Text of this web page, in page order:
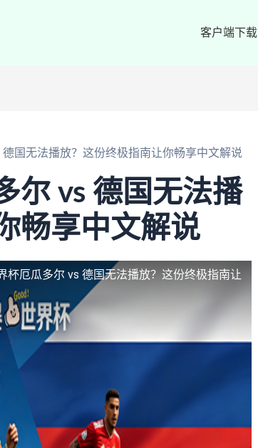
客户端下载
国无法播放？这份终极指南让你畅享中文解说
尔 vs 德国无法播
畅享中文解说
杯厄瓜多尔 vs 德国无法播放？这份终极指南让